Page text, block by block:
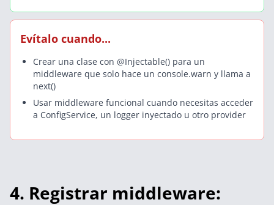
Evítalo cuando...
Crear una clase con @Injectable() para un
middleware que solo hace un console.warn y llama a
next()
Usar middleware funcional cuando necesitas acceder
a ConfigService, un logger inyectado u otro provider
4. Registrar middleware: